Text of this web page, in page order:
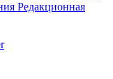
Редакционная